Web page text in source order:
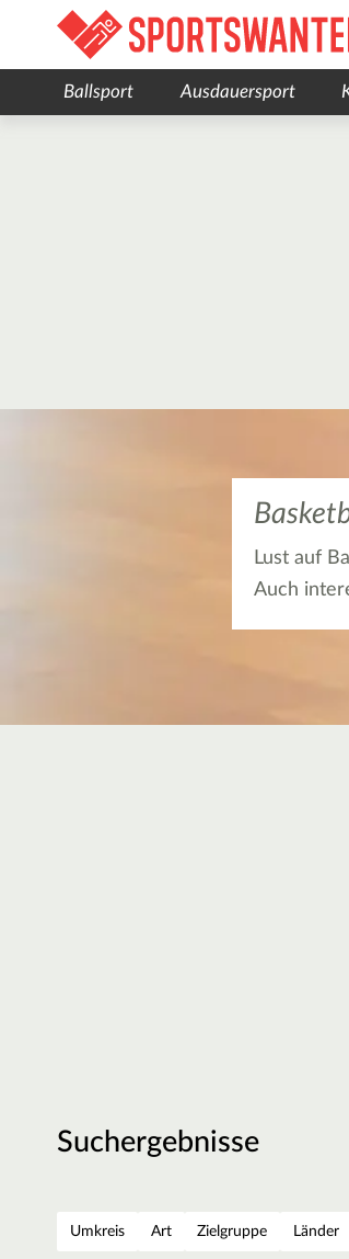
Ballsport Ausdauersport
Lust auf
Auch
Suchergebnisse
Umkreis Art Zielgruppe Länder